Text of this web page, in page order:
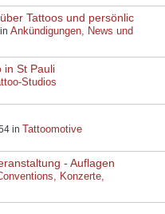
Tattoos und persönlic
Ankündigungen, News und
in St Pauli
Studios
in Tattoomotive
- Auflagen
Konzerte,